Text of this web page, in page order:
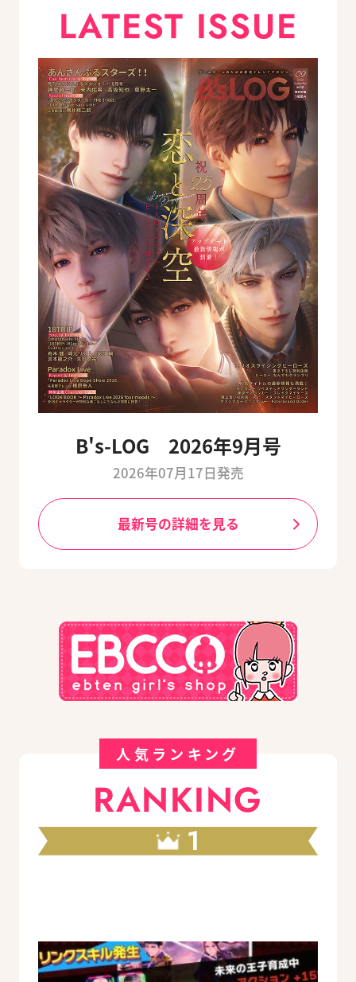
LATEST ISSUE
B's-LOG 2026年9月号
2026年07月17日発売
最新号の詳細を見る
人気ランキング
RANKING
1